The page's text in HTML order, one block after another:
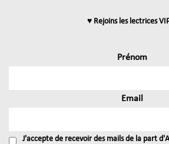
♥ Rejoins les lectrices
Prénom
Email
J'accepte de recevoir des mails de la part